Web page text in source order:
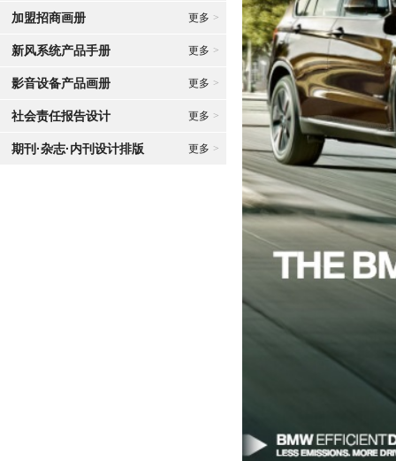
加盟招商画册 更多 >
新风系统产品手册 更多 >
影音设备产品画册 更多 >
社会责任报告设计 更多 >
期刊·杂志·内刊设计排版 更多 >